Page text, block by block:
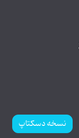
نسخه دسکتاپ